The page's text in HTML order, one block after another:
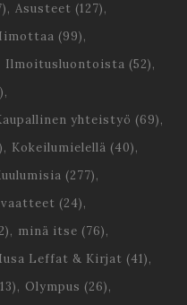
Asusteet (127)
(99)
Ilmoitusluontoista (52)
yhteistyö (69)
Kokeilumielellä (40)
(277)
(24)
minä itse (76)
Leffat & Kirjat (41)
Olympus (26)